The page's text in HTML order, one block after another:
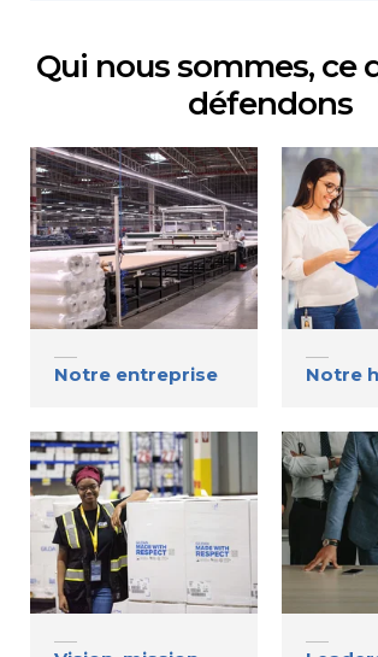
Page d’accueil de Gildan et
Qui nous sommes, ce
défendons
Notre entreprise Notre